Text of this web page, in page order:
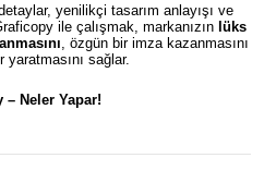
yenilikçi tasarım anlayışı ve
ile çalışmak, markanızın lüks
, özgün bir imza kazanmasını
yaratmasını sağlar.
– Neler Yapar!